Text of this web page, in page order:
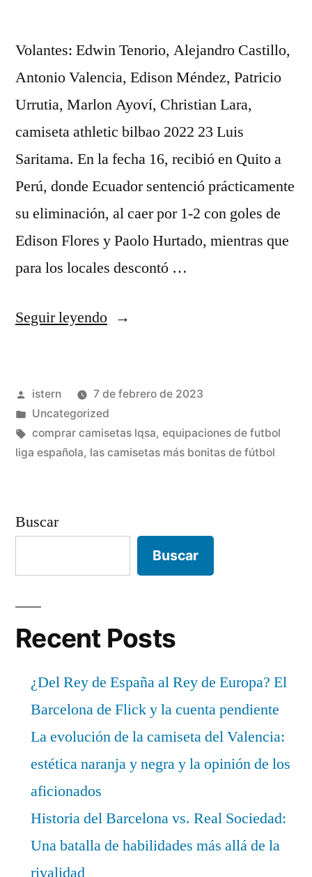
Volantes: Edwin Tenorio, Alejandro Castillo,
Antonio Valencia, Edison Méndez, Patricio
Urrutia, Marlon Ayoví, Christian Lara,
camiseta athletic bilbao 2022 23 Luis
Saritama. En la fecha 16, recibió en Quito a
Perú, donde Ecuador sentenció prácticamente
su eliminación, al caer por 1-2 con goles de
Edison Flores y Paolo Hurtado, mientras que
para los locales descontó …
Seguir leyendo«comprar
morla»
Publicado
por
istern
7 de febrero de 2023
Publicado
en
Uncategorized
Etiquetas:
comprar camisetas lqsa, equipaciones de futbol
liga española, las camisetas más bonitas de fútbol
Buscar
Buscar
Recent Posts
¿Del Rey de España al Rey de Europa? El
Barcelona de Flick y la cuenta pendiente
La evolución de la camiseta del Valencia:
estética naranja y negra y la opinión de los
aficionados
Historia del Barcelona vs. Real Sociedad:
Una batalla de habilidades más allá de la
rivalidad